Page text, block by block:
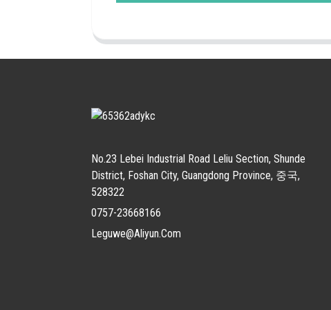
No.23 Lebei Industrial Road Leliu Section, Shunde
District, Foshan City, Guangdong Province, 중국,
528322
0757-23668166
Leguwe@aliyun.com